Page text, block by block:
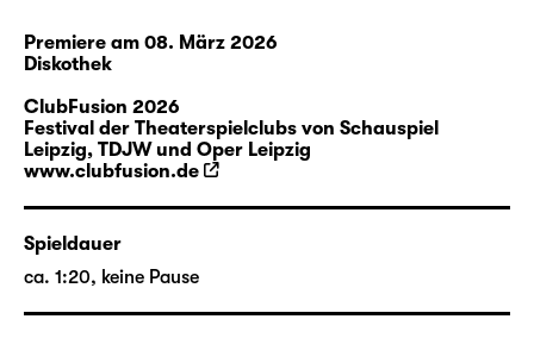
einem einzelnen Biss in eine Maus.
Mehr zur ClubFusion 2026
Premiere am 08. März 2026
Diskothek
ClubFusion 2026
Festival der Theaterspielclubs von Schauspiel
Leipzig, TDJW und Oper Leipzig
www.clubfusion.de
Spieldauer
ca. 1:20, keine Pause